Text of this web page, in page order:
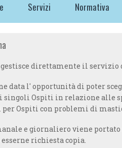
Servizi Normativa
gestisce direttamente il
data l' opportunità di poter
Ospiti in relazione alle
Ospiti con problemi di
e giornaliero viene portato
esserne richiesta copia.